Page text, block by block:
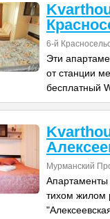
6-й
Эти
от станции
бесплатный
Мурманский
Апартаменты
тихом жилом